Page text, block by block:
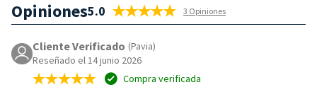
Opiniones5.0 3 Opiniones
Cliente Verificado (Pavia)
Reseñado el 14 junio 2026
Compra verificada